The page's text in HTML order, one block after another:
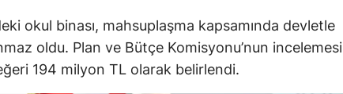
Kilis
Osmaniye
okul binası, mahsuplaşma kapsamında devletle
oldu. Plan ve Bütçe Komisyonu’nun incelemesi
194 milyon TL olarak belirlendi.